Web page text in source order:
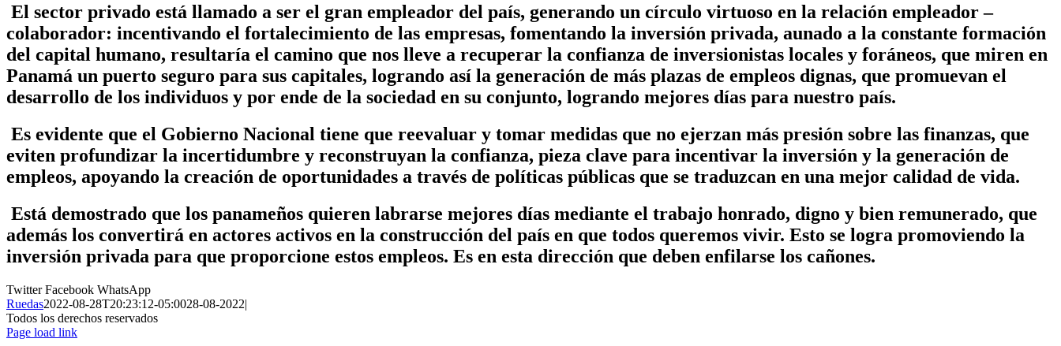
El sector privado está llamado a ser el gran empleador del país, generando un círculo virtuoso en la relación empleador –
colaborador: incentivando el fortalecimiento de las empresas, fomentando la inversión privada, aunado a la constante formación
del capital humano, resultaría el camino que nos lleve a recuperar la confianza de inversionistas locales y foráneos, que miren en
Panamá un puerto seguro para sus capitales, logrando así la generación de más plazas de empleos dignas, que promuevan el
desarrollo de los individuos y por ende de la sociedad en su conjunto, logrando mejores días para nuestro país.
Es evidente que el Gobierno Nacional tiene que reevaluar y tomar medidas que no ejerzan más presión sobre las finanzas, que
eviten profundizar la incertidumbre y reconstruyan la confianza, pieza clave para incentivar la inversión y la generación de
empleos, apoyando la creación de oportunidades a través de políticas públicas que se traduzcan en una mejor calidad de vida.
Está demostrado que los panameños quieren labrarse mejores días mediante el trabajo honrado, digno y bien remunerado, que
además los convertirá en actores activos en la construcción del país en que todos queremos vivir. Esto se logra promoviendo la
inversión privada para que proporcione estos empleos. Es en esta dirección que deben enfilarse los cañones.
TwitterFacebook WhatsApp
Ruedas2022-08-28T20:23:12-05:0028-08-2022|
Todos los derechos reservados
Page load link